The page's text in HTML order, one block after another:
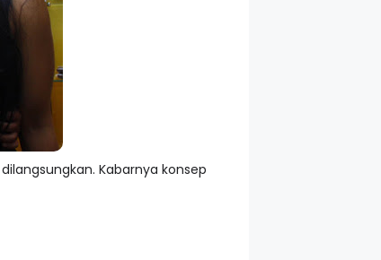
Kabarnya konsep